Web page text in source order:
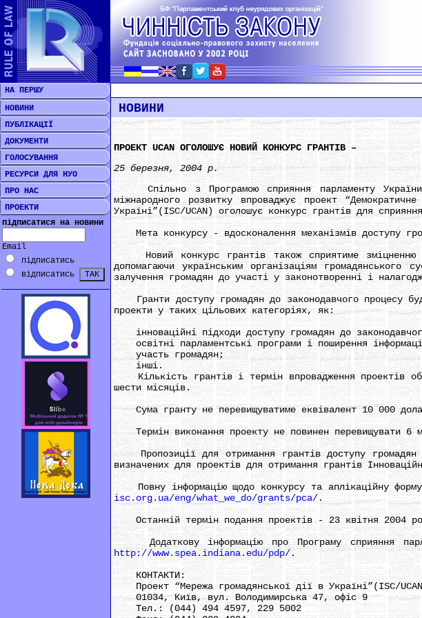
НА ПЕРШУ
НОВИНИ
ПУБЛІКАЦІЇ
ДОКУМЕНТИ
ГОЛОСУВАННЯ
РЕСУРСИ ДЛЯ НУО
ПРО НАС
ПРОЕКТИ
підписатися на новини
Email
підписатись
відписатись
НОВИНИ
ПРОЕКТ UCAN ОГОЛОШУЄ НОВИЙ КОНКУРС ГРАНТІВ –
25 березня, 2004 р.
Спільно з Програмою сприяння парламенту України
міжнародного розвитку впроваджує проект
Україні”(ISC/UCAN) оголошує конкурс грантів для
Мета конкурсу - вдосконалення механізмів доступу
Новий конкурс грантів також сприятиме зміцненню
допомагаючи українським організаціям
залучення громадян до участі у законотворенні і
Гранти доступу громадян до законодавчого процесу
проекти у таких цільових категоріях, як:
інноваційні підходи доступу громадян до
освітні парламентські програми і поширення
участь громадян;
інші.
Кількість грантів і термін впровадження проектів
шести місяців.
Сума гранту не перевищуватиме еквівалент 10 000
Термін виконання проекту не повинен перевищувати 6
Пропозиції для отримання грантів доступу громадян
визначених для проектів для отримання грантів
Повну інформацію щодо конкурсу та аплікаційну форму
isc.org.ua/eng/what_we_do/grants/pca/.
Останній термін подання проектів - 23 квітня 2004
Додаткову інформацію про Програму сприяння
http://www.spea.indiana.edu/pdp/.
КОНТАКТИ:
Проект “Мережа громадянської дії в Україні”(ISC/
01034, Київ, вул. Володимирська 47, офіс 9
Тел.: (044) 494 4597, 229 5002